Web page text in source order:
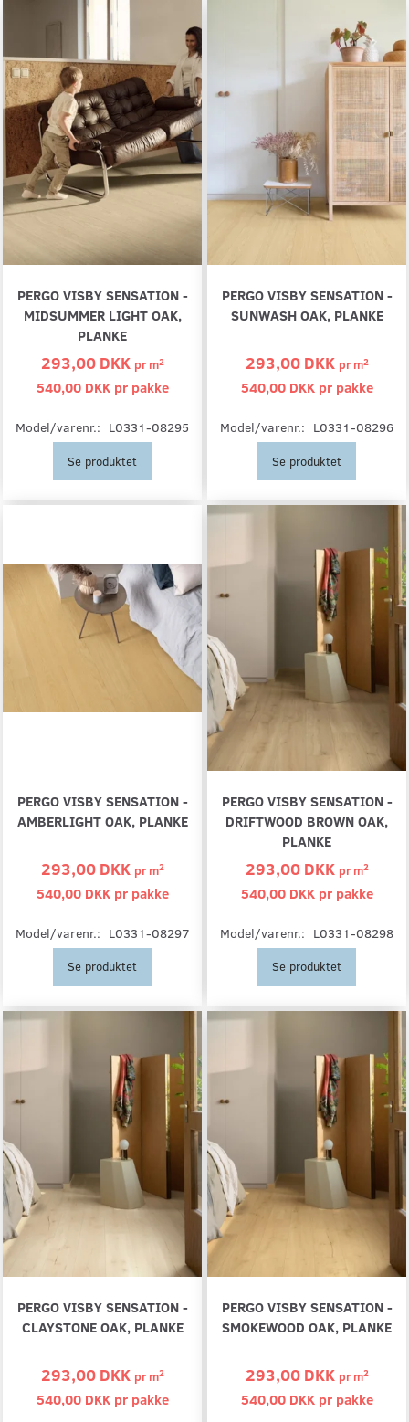
PERGO VISBY SENSATION -
MIDSUMMER LIGHT OAK,
PLANKE
293,00 DKK prm2
540,00 DKK pr pakke
Model/varenr.: L0331-08295
Se produktet
PERGO VISBY SENSATION -
SUNWASH OAK, PLANKE
293,00 DKK prm2
540,00 DKK pr pakke
Model/varenr.: L0331-08296
Se produktet
PERGO VISBY SENSATION -
AMBERLIGHT OAK, PLANKE
293,00 DKK prm2
540,00 DKK pr pakke
Model/varenr.: L0331-08297
Se produktet
PERGO VISBY SENSATION -
DRIFTWOOD BROWN OAK,
PLANKE
293,00 DKK prm2
540,00 DKK pr pakke
Model/varenr.: L0331-08298
Se produktet
PERGO VISBY SENSATION -
CLAYSTONE OAK, PLANKE
293,00 DKK prm2
540,00 DKK pr pakke
PERGO VISBY SENSATION -
SMOKEWOOD OAK, PLANKE
293,00 DKK prm2
540,00 DKK pr pakke